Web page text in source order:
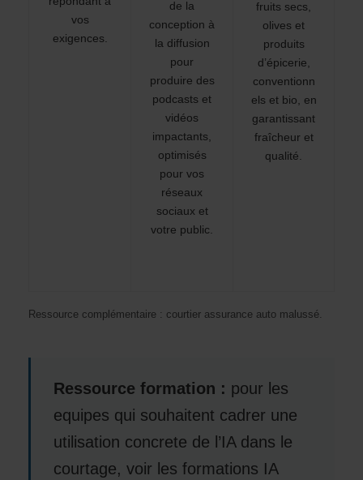
vos
exigences.
de la
conception à
la diffusion
pour
produire des
podcasts et
vidéos
impactants,
optimisés
pour vos
réseaux
sociaux et
votre public.
fruits secs,
olives et
produits
d’épicerie,
conventionn
els et bio, en
garantissant
fraîcheur et
qualité.
Ressource complémentaire : courtier assurance auto malussé.
Ressource formation : pour les
equipes qui souhaitent cadrer une
utilisation concrete de l’IA dans le
courtage, voir les formations IA